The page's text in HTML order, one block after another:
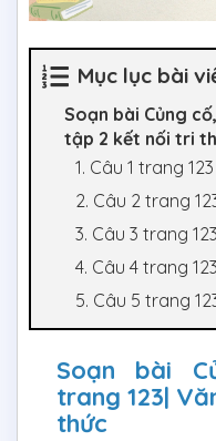
Mục lục bài
Soạn bài Củng
tập 2 kết nối tri
1. Câu 1 trang
2. Câu 2 trang
3. Câu 3 trang
4. Câu 4 trang
5. Câu 5 trang
Soạn bài
trang 123|
thức